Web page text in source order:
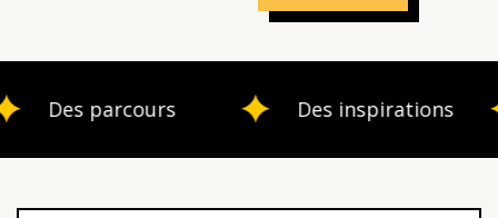
Des parcours Des inspirations